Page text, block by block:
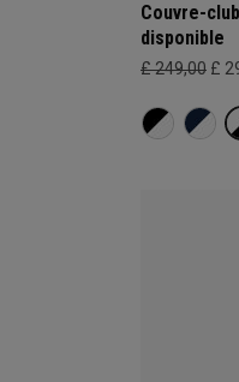
Couvre-
disponible
£ 249,00 £